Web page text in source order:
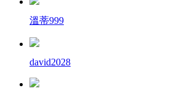
溫蒂999
david2028